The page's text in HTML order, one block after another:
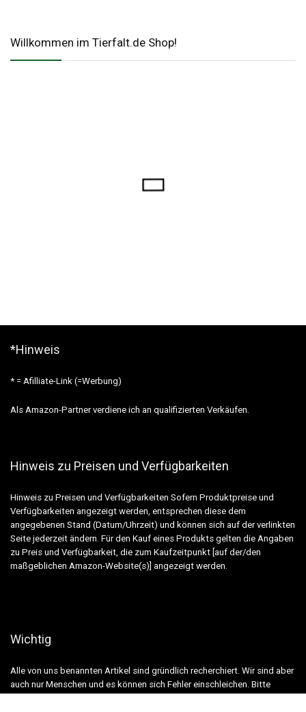
Willkommen im Tierfalt.de Shop!
*Hinweis
* = Afilliate-Link (=Werbung)
Als Amazon-Partner verdiene ich an qualifizierten Verkäufen.
Hinweis zu Preisen und Verfügbarkeiten
Hinweis zu Preisen und Verfügbarkeiten Sofern Produktpreise und
Verfügbarkeiten angezeigt werden, entsprechen diese dem
angegebenen Stand (Datum/Uhrzeit) und können sich auf der verlinkten
Seite jederzeit ändern. Für den Kauf eines Produkts gelten die Angaben
zu Preis und Verfügbarkeit, die zum Kaufzeitpunkt [auf der/den
maßgeblichen Amazon-Website(s)] angezeigt werden.
Wichtig
Alle von uns benannten Artikel sind gründlich recherchiert. Wir sind aber
auch nur Menschen und es können sich Fehler einschleichen. Bitte